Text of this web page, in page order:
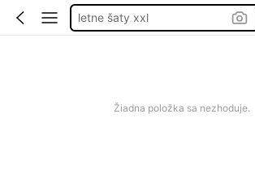
plavky
Žiadna položka sa nezhoduje.